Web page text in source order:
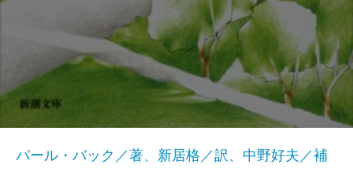
パール・バック／著、新居格／訳、中野好夫／補